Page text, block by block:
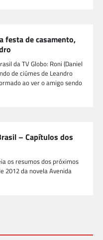
festa de casamento,
da TV Globo: Roni (Daniel
de ciúmes de Leandro
ao ver o amigo sendo
– Capítulos dos
os resumos dos próximos
2012 da novela Avenida